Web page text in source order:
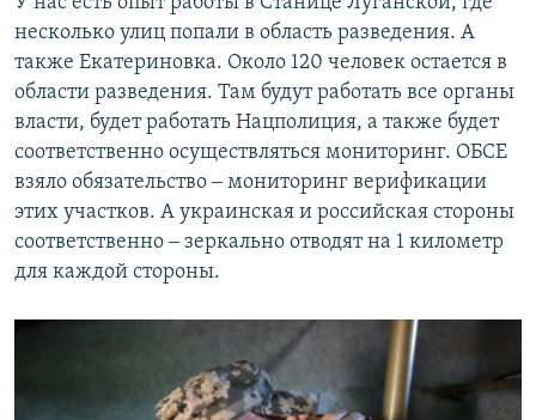
несколько улиц попали в область разведения. А
также Екатериновка. Около 120 человек остается в
области разведения. Там будут работать все органы
власти, будет работать Нацполиция, а также будет
соответственно осуществляться мониторинг. ОБСЕ
взяло обязательство ‒ мониторинг верификации
этих участков. А украинская и российская стороны
соответственно ‒ зеркально отводят на 1 километр
для каждой стороны.